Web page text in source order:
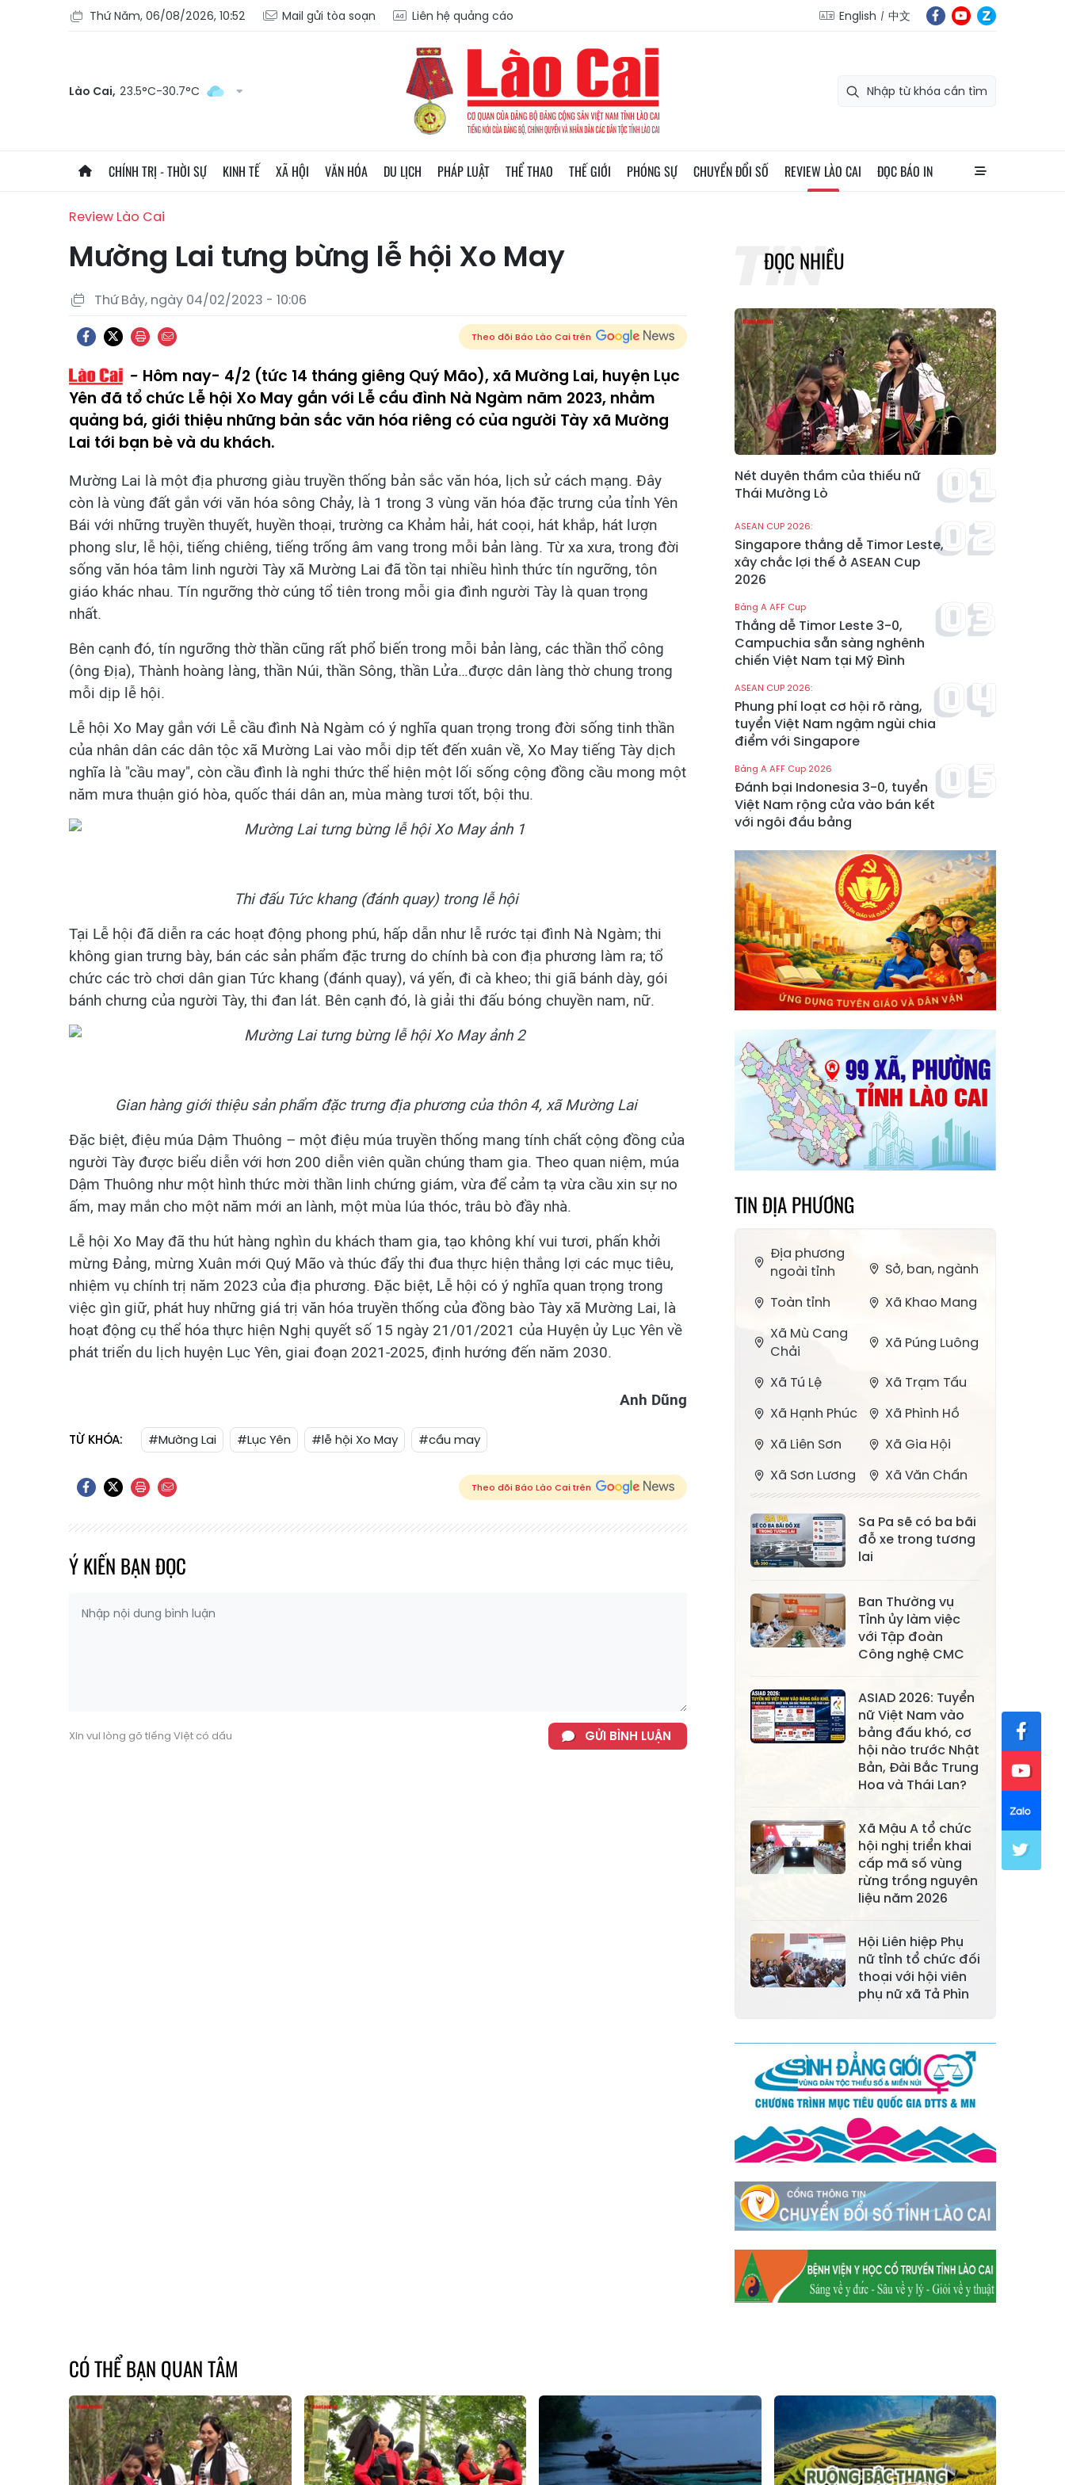
Thứ Năm, 06/08/2026, 10:52 Mail gửi tòa soạn Liên hệ quảng cáo English 中文
Lào Cai, 23.5°C-30.7°C
CHÍNH TRỊ - THỜI SỰ KINH TẾ XÃ HỘI VĂN HÓA DU LỊCH PHÁP LUẬT THỂ THAO THẾ GIỚI PHÓNG SỰ CHUYỂN ĐỔI SỐ REVIEW LÀO CAI ĐỌC BÁO IN
Review Lào Cai
Mường Lai tưng bừng lễ hội Xo May
Thứ Bảy, ngày 04/02/2023 - 10:06
Theo dõi Báo Lào Cai trên
Hôm nay- 4/2 (tức 14 tháng giêng Quý Mão), xã Mường Lai, huyện Lục
Yên đã tổ chức Lễ hội Xo May gắn với Lễ cầu đình Nà Ngàm năm 2023, nhằm
quảng bá, giới thiệu những bản sắc văn hóa riêng có của người Tày xã Mường
Lai tới bạn bè và du khách.
Mường Lai là một địa phương giàu truyền thống bản sắc văn hóa, lịch sử cách mạng. Đây
còn là vùng đất gắn với văn hóa sông Chảy, là 1 trong 3 vùng văn hóa đặc trưng của tỉnh Yên
Bái với những truyền thuyết, huyền thoại, trường ca Khảm hải, hát coọi, hát khắp, hát lượn
phong slư, lễ hội, tiếng chiêng, tiếng trống âm vang trong mỗi bản làng. Từ xa xưa, trong đời
sống văn hóa tâm linh người Tày xã Mường Lai đã tồn tại nhiều hình thức tín ngưỡng, tôn
giáo khác nhau. Tín ngưỡng thờ cúng tổ tiên trong mỗi gia đình người Tày là quan trọng
nhất.
Bên cạnh đó, tín ngưỡng thờ thần cũng rất phổ biến trong mỗi bản làng, các thần thổ công
(ông Địa), Thành hoàng làng, thần Núi, thần Sông, thần Lửa…được dân làng thờ chung trong
mỗi dịp lễ hội.
Lễ hội Xo May gắn với Lễ cầu đình Nà Ngàm có ý nghĩa quan trọng trong đời sống tinh thần
của nhân dân các dân tộc xã Mường Lai vào mỗi dịp tết đến xuân về, Xo May tiếng Tày dịch
nghĩa là "cầu may", còn cầu đình là nghi thức thể hiện một lối sống cộng đồng cầu mong một
năm mưa thuận gió hòa, quốc thái dân an, mùa màng tươi tốt, bội thu.
Thi đấu Tức khang (đánh quay) trong lễ hội
Tại Lễ hội đã diễn ra các hoạt động phong phú, hấp dẫn như lễ rước tại đình Nà Ngàm; thi
không gian trưng bày, bán các sản phẩm đặc trưng do chính bà con địa phương làm ra; tổ
chức các trò chơi dân gian Tức khang (đánh quay), vá yến, đi cà kheo; thi giã bánh dày, gói
bánh chưng của người Tày, thi đan lát. Bên cạnh đó, là giải thi đấu bóng chuyền nam, nữ.
Gian hàng giới thiệu sản phẩm đặc trưng địa phương của thôn 4, xã Mường Lai
Đặc biệt, điệu múa Dậm Thuông – một điệu múa truyền thống mang tính chất cộng đồng của
người Tày được biểu diễn với hơn 200 diễn viên quần chúng tham gia. Theo quan niệm, múa
Dậm Thuông như một hình thức mời thần linh chứng giám, vừa để cảm tạ vừa cầu xin sự no
ấm, may mắn cho một năm mới an lành, một mùa lúa thóc, trâu bò đầy nhà.
Lễ hội Xo May đã thu hút hàng nghìn du khách tham gia, tạo không khí vui tươi, phấn khởi
mừng Đảng, mừng Xuân mới Quý Mão và thúc đẩy thi đua thực hiện thắng lợi các mục tiêu,
nhiệm vụ chính trị năm 2023 của địa phương. Đặc biệt, Lễ hội có ý nghĩa quan trọng trong
việc gìn giữ, phát huy những giá trị văn hóa truyền thống của đồng bào Tày xã Mường Lai, là
hoạt động cụ thể hóa thực hiện Nghị quyết số 15 ngày 21/01/2021 của Huyện ủy Lục Yên về
phát triển du lịch huyện Lục Yên, giai đoạn 2021-2025, định hướng đến năm 2030.
Anh Dũng
TỪ KHÓA: #Mường Lai #Lục Yên #lễ hội Xo May #cầu may
Theo dõi Báo Lào Cai trên
Ý KIẾN BẠN ĐỌC
Xin vui lòng gõ tiếng Việt có dấu GỬI BÌNH LUẬN
ĐỌC NHIỀU
Nét duyên thầm của thiếu nữ
Thái Mường Lò
ASEAN CUP 2026:
Singapore thắng dễ Timor Leste,
xây chắc lợi thế ở ASEAN Cup
2026
Bảng A AFF Cup
Thắng dễ Timor Leste 3-0,
Campuchia sẵn sàng nghênh
chiến Việt Nam tại Mỹ Đình
ASEAN CUP 2026:
Phung phí loạt cơ hội rõ ràng,
tuyển Việt Nam ngậm ngùi chia
điểm với Singapore
Bảng A AFF Cup 2026
Đánh bại Indonesia 3-0, tuyển
Việt Nam rộng cửa vào bán kết
với ngôi đầu bảng
TIN ĐỊA PHƯƠNG
Địa phương
ngoài tỉnh
Sở, ban, ngành
Toàn tỉnh
Xã Khao Mang
Xã Mù Cang
Chải
Xã Púng Luông
Xã Tú Lệ
Xã Trạm Tấu
Xã Hạnh Phúc
Xã Phình Hồ
Xã Liên Sơn
Xã Gia Hội
Xã Sơn Lương
Xã Văn Chấn
Bằng La
Xã Chấn Thịnh
Xã Nghĩa Tâm
Xã Châu Quế
Xã Lâm Giang
Xã Đông
Cuông
Xã Tân Hợp
Xã Mỏ Vàng
Xã Lâm
Thượng
Xã Tân Lĩnh
Xã Phúc Lợi
Xã Mường Lai
Xã Cảm Nhân
Xã Yên Thành
Xã Thác Bà
Xã Bảo Ái
Khánh
Xã Lương
Thịnh
Xã Việt Hồng
Xã Hợp Thành
Xã Phong Hải
Xã Xuân
Quang
Xã Bảo Thắng
Xã Tằng Loỏng
Xã Gia Phú
Xã Mường
Hum
Xã Dền Sáng
Xã Y Tý
Xã A Mú Sung
Xã Bản Xèo
Xã Bát Xát
Xã Võ Lao
Xã Khánh Yên
Xã Nậm Chảy
Xã Bảo Yên
Xã Nghĩa Đô
Xã Thượng Hà
Xã Xuân Hòa
Xã Phúc Khánh
Sa Pa sẽ có ba bãi
đỗ xe trong tương
lai
Ban Thường vụ
Tỉnh ủy làm việc
với Tập đoàn
Công nghệ CMC
ASIAD 2026: Tuyển
nữ Việt Nam vào
bảng đấu khó, cơ
hội nào trước Nhật
Bản, Đài Bắc Trung
Hoa và Thái Lan?
Xã Mậu A tổ chức
hội nghị triển khai
cấp mã số vùng
rừng trồng nguyên
liệu năm 2026
Hội Liên hiệp Phụ
nữ tỉnh tổ chức đối
thoại với hội viên
phụ nữ xã Tả Phìn
CÓ THỂ BẠN QUAN TÂM